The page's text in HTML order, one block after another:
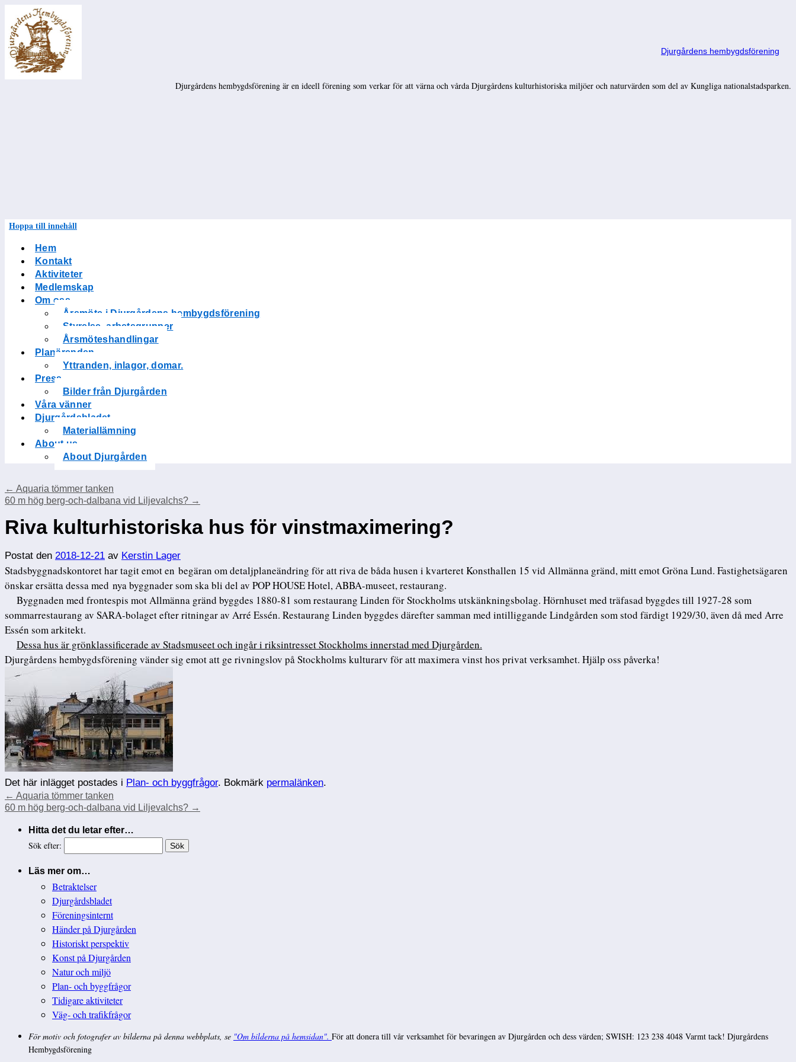
Djurgårdens hembygdsförening
Djurgårdens hembygdsförening är en ideell förening som verkar för att värna och vårda Djurgårdens kulturhistoriska miljöer och naturvärden som del av Kungliga nationalstadsparken.
Hoppa till innehåll
Hem
Kontakt
Aktiviteter
Medlemskap
Om oss
Årsmöte i Djurgårdens hembygdsförening
Styrelse, arbetsgrupper
Årsmöteshandlingar
Planärenden
Yttranden, inlagor, domar.
Press
Bilder från Djurgården
Våra vänner
Djurgårdsbladet
Materiallämning
About us
About Djurgården
← Aquaria tömmer tanken
60 m hög berg-och-dalbana vid Liljevalchs? →
Riva kulturhistoriska hus för vinstmaximering?
Postat den 2018-12-21 av Kerstin Lager
Stadsbyggnadskontoret har tagit emot en begäran om detaljplaneändring för att riva de båda husen i kvarteret Konsthallen 15 vid Allmänna gränd, mitt emot Gröna Lund. Fastighetsägaren
önskar ersätta dessa med nya byggnader som ska bli del av POP HOUSE Hotel, ABBA-museet, restaurang.
Byggnaden med frontespis mot Allmänna gränd byggdes 1880-81 som restaurang Linden för Stockholms utskänkningsbolag. Hörnhuset med träfasad byggdes till 1927-28 som
sommarrestaurang av SARA-bolaget efter ritningar av Arré Essén. Restaurang Linden byggdes därefter samman med intilliggande Lindgården som stod färdigt 1929/30, även då med Arre
Essén som arkitekt.
Dessa hus är grönklassificerade av Stadsmuseet och ingår i riksintresset Stockholms innerstad med Djurgården.
Djurgårdens hembygdsförening vänder sig emot att ge rivningslov på Stockholms kulturarv för att maximera vinst hos privat verksamhet. Hjälp oss påverka!
Det här inlägget postades i Plan- och byggfrågor. Bokmärk permalänken.
← Aquaria tömmer tanken
60 m hög berg-och-dalbana vid Liljevalchs? →
Hitta det du letar efter…
Sök efter:
Läs mer om…
Betraktelser
Djurgårdsbladet
Föreningsinternt
Händer på Djurgården
Historiskt perspektiv
Konst på Djurgården
Natur och miljö
Plan- och byggfrågor
Tidigare aktiviteter
Väg- och trafikfrågor
För motiv och fotografer av bilderna på denna webbplats, se "Om bilderna på hemsidan". För att donera till vår verksamhet för bevaringen av Djurgården och dess värden; SWISH: 123 238 4048 Varmt tack! Djurgårdens
Hembygdsförening